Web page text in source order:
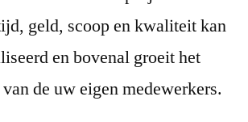
geld, scoop en kwaliteit kan
en bovenal groeit het
de uw eigen medewerkers.